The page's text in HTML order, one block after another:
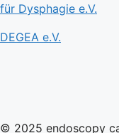
für Dysphagie e.V.
DEGEA e.V.
© 2025 endoscopy